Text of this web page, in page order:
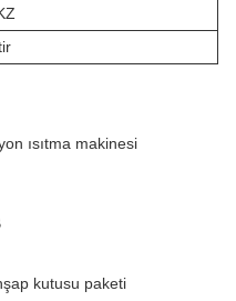
ısıtma makinesi
kutusu paketi